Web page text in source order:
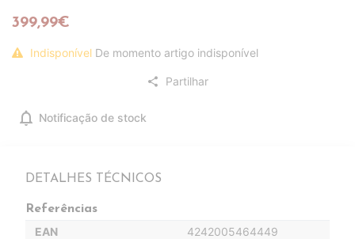
399,99€
Indisponível De momento artigo indisponível
share Partilhar
notifications Notificação de stock
DETALHES TÉCNICOS
Referências
EAN 4242005464449